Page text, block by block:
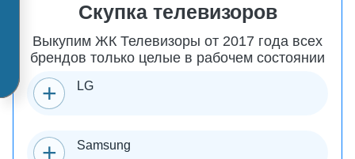
Скупка телевизоров
Выкупим ЖК Телевизоры от 2017 года всех
брендов только целые в рабочем состоянии
LG
Samsung